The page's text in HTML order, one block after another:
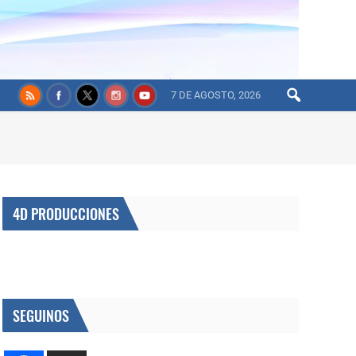
7 DE AGOSTO, 2026
4D PRODUCCIONES
SEGUINOS